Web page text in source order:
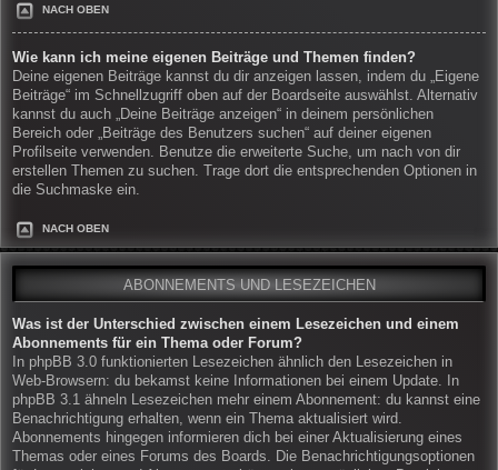
NACH OBEN
Wie kann ich meine eigenen Beiträge und Themen finden?
Deine eigenen Beiträge kannst du dir anzeigen lassen, indem du „Eigene
Beiträge“ im Schnellzugriff oben auf der Boardseite auswählst. Alternativ
kannst du auch „Deine Beiträge anzeigen“ in deinem persönlichen
Bereich oder „Beiträge des Benutzers suchen“ auf deiner eigenen
Profilseite verwenden. Benutze die erweiterte Suche, um nach von dir
erstellen Themen zu suchen. Trage dort die entsprechenden Optionen in
die Suchmaske ein.
NACH OBEN
ABONNEMENTS UND LESEZEICHEN
Was ist der Unterschied zwischen einem Lesezeichen und einem
Abonnements für ein Thema oder Forum?
In phpBB 3.0 funktionierten Lesezeichen ähnlich den Lesezeichen in
Web-Browsern: du bekamst keine Informationen bei einem Update. In
phpBB 3.1 ähneln Lesezeichen mehr einem Abonnement: du kannst eine
Benachrichtigung erhalten, wenn ein Thema aktualisiert wird.
Abonnements hingegen informieren dich bei einer Aktualisierung eines
Themas oder eines Forums des Boards. Die Benachrichtigungsoptionen